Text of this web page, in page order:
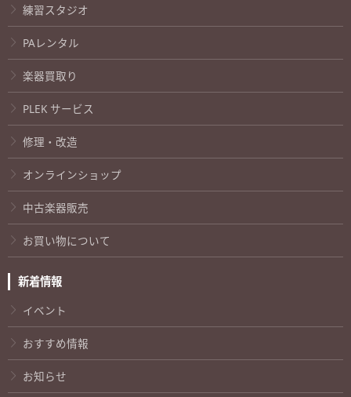
練習スタジオ
PAレンタル
楽器買取り
PLEK サービス
修理・改造
オンラインショップ
中古楽器販売
お買い物について
新着情報
イベント
おすすめ情報
お知らせ